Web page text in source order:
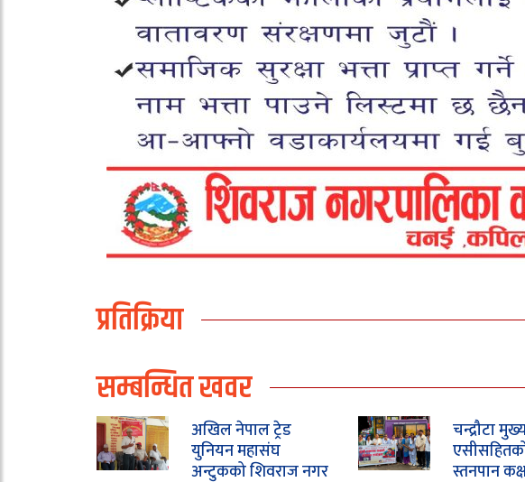
प्रतिक्रिया
सम्बन्धित खवर
अखिल नेपाल ट्रेड
युनियन महासंघ
अन्टुकको शिवराज नगर
चन्द्रौटा
स्तनपान